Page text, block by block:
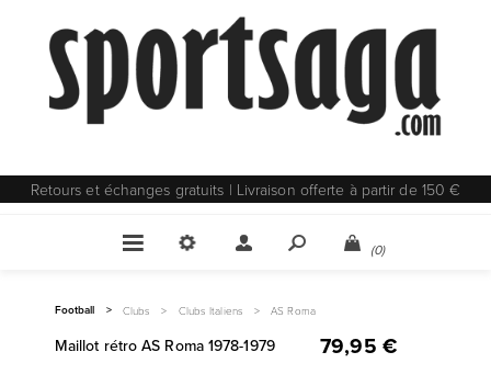
Retours et échanges gratuits | Livraison offerte à partir de 150 €
(0)
Football > Clubs > Clubs Italiens > AS Roma
Maillot rétro AS Roma 1978-1979 79,95 €